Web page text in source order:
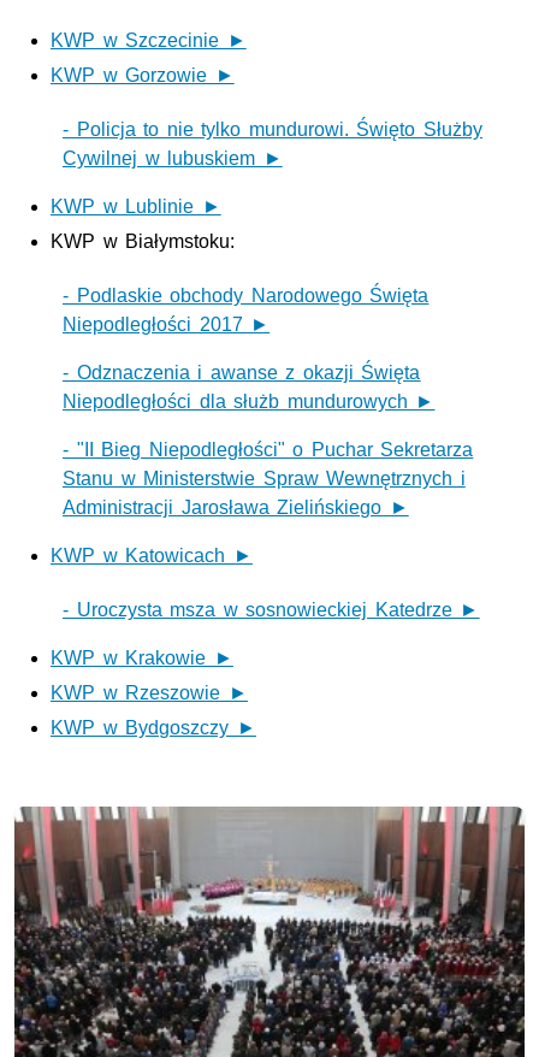
KWP w Szczecinie ►
KWP w Gorzowie ►
- Policja to nie tylko mundurowi. Święto Służby
Cywilnej w lubuskiem ►
KWP w Lublinie ►
KWP w Białymstoku:
- Podlaskie obchody Narodowego Święta
Niepodległości 2017 ►
- Odznaczenia i awanse z okazji Święta
Niepodległości dla służb mundurowych ►
- "II Bieg Niepodległości" o Puchar Sekretarza
Stanu w Ministerstwie Spraw Wewnętrznych i
Administracji Jarosława Zielińskiego ►
KWP w Katowicach ►
- Uroczysta msza w sosnowieckiej Katedrze ►
KWP w Krakowie ►
KWP w Rzeszowie ►
KWP w Bydgoszczy ►